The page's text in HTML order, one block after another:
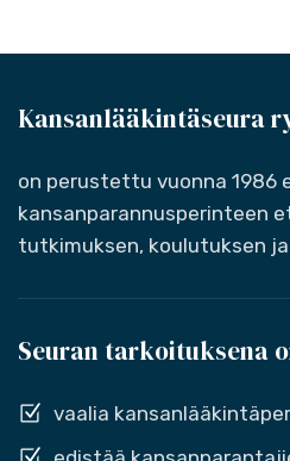
Kansanlääkintäseura
on perustettu vuonna 1986
kansanparannusperinteen
tutkimuksen, koulutuksen
Seuran tarkoituksena
vaalia